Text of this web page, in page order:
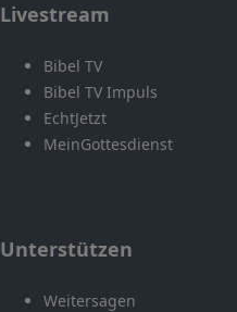
Livestream
Bibel TV
Bibel TV Impuls
EchtJetzt
MeinGottesdienst
Unterstützen
Weitersagen